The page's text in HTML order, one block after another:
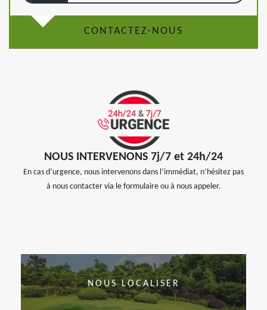
CONTACTEZ-NOUS
NOUS INTERVENONS 7j/7 et 24h/24
En cas d’urgence, nous intervenons dans l’immédiat, n’hésitez pas
à nous contacter via le formulaire ou à nous appeler.
NOUS LOCALISER